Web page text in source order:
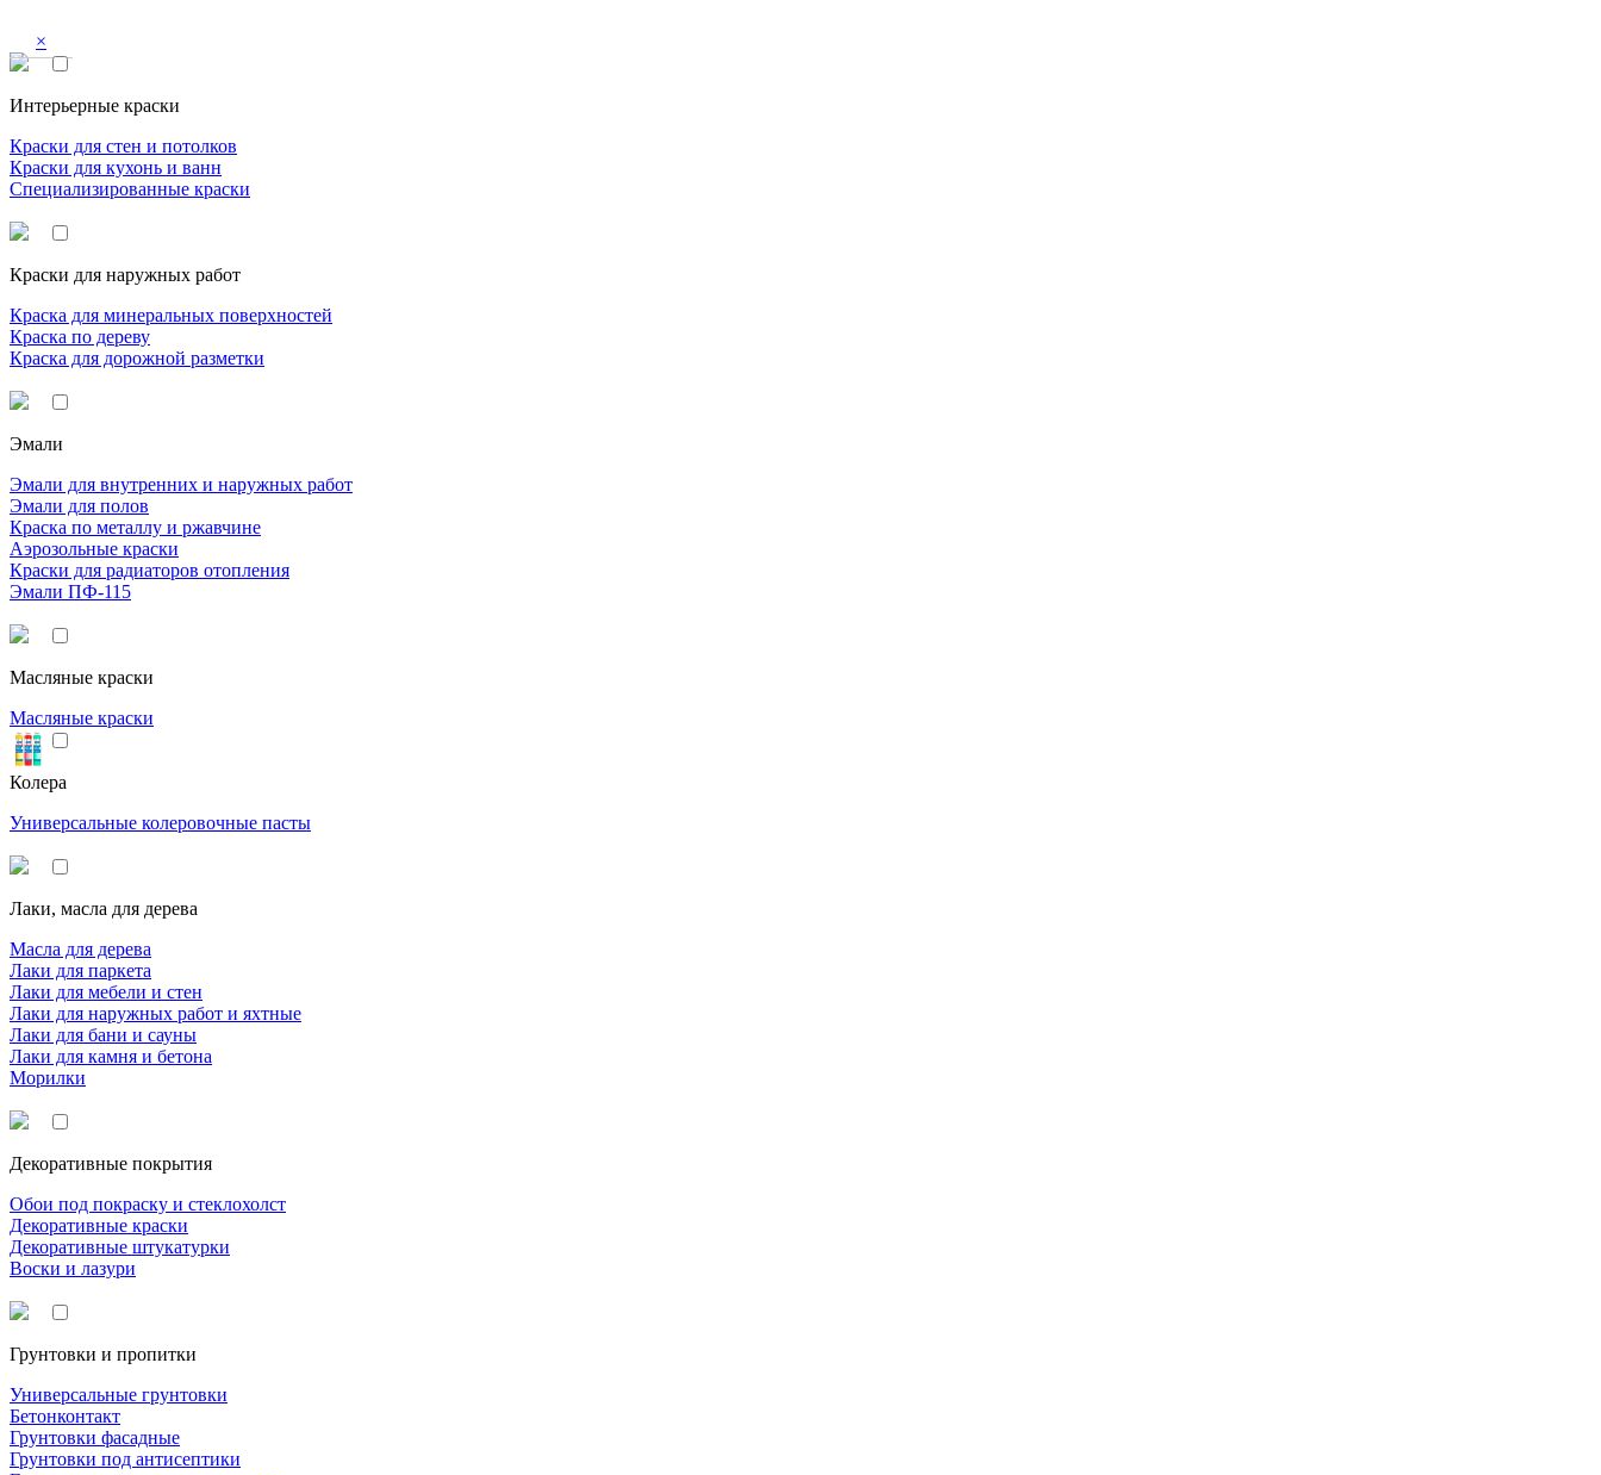
×
Интерьерные краски
Краски для стен и потолков
Краски для кухонь и ванн
Специализированные краски
Краски для наружных работ
Краска для минеральных поверхностей
Краска по дереву
Краска для дорожной разметки
Эмали
Эмали для внутренних и наружных работ
Эмали для полов
Краска по металлу и ржавчине
Аэрозольные краски
Краски для радиаторов отопления
Эмали ПФ-115
Масляные краски
Масляные краски
Колера
Универсальные колеровочные пасты
Лаки, масла для дерева
Масла для дерева
Лаки для паркета
Лаки для мебели и стен
Лаки для наружных работ и яхтные
Лаки для бани и сауны
Лаки для камня и бетона
Морилки
Декоративные покрытия
Обои под покраску и стеклохолст
Декоративные краски
Декоративные штукатурки
Воски и лазури
Грунтовки и пропитки
Универсальные грунтовки
Бетонконтакт
Грунтовки фасадные
Грунтовки под антисептики